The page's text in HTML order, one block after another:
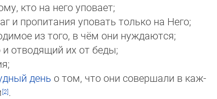
кто на него уповает;
и пропитания уповать только на Него;
из того, в чём они нуждаются;
отводящий их от беды;
день о том, что они совершали в каж­
.